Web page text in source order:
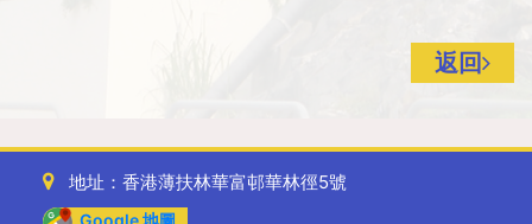
返回
地址：香港薄扶林華富邨華林徑5號
Google 地圖